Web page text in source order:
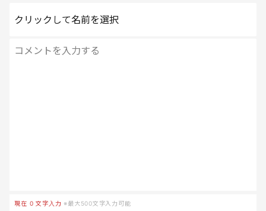
クリックして名前を選択
現在 0 文字入力 ※最大500文字入力可能